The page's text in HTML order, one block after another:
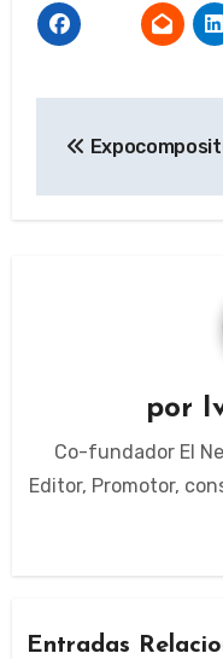
por
Co-fundador El
Editor, Promotor,
Entradas